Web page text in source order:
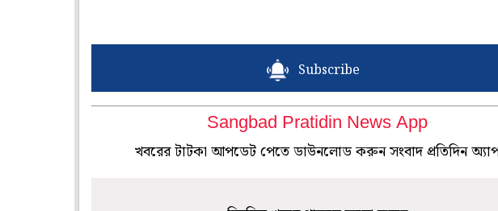
Subscribe
Sangbad Pratidin News App
খবরের টাটকা আপডেট পেতে ডাউনলোড করুন সংবাদ প্রতিদিন